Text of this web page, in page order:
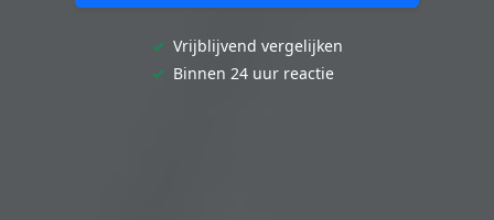
✓ Vrijblijvend vergelijken
✓ Binnen 24 uur reactie